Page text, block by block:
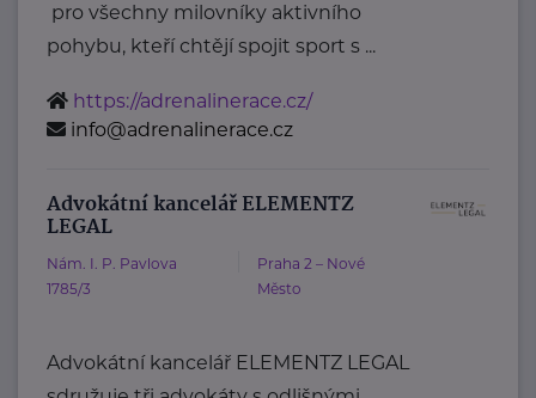
pro všechny milovníky aktivního
pohybu, kteří chtějí spojit sport s ...
https://adrenalinerace.cz/
info@adrenalinerace.cz
Advokátní kancelář ELEMENTZ
LEGAL
Nám. I. P. Pavlova
1785/3
Praha 2 – Nové
Město
Advokátní kancelář ELEMENTZ LEGAL